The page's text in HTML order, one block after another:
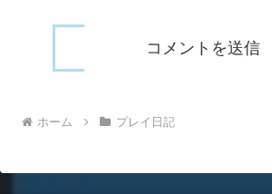
ホーム プレイ日記